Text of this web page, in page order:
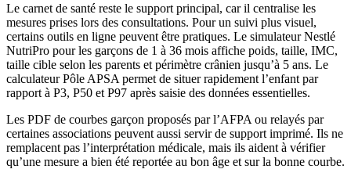
Le carnet de santé reste le support principal, car il centralise les
mesures prises lors des consultations. Pour un suivi plus visuel,
certains outils en ligne peuvent être pratiques. Le simulateur Nestlé
NutriPro pour les garçons de 1 à 36 mois affiche poids, taille, IMC,
taille cible selon les parents et périmètre crânien jusqu’à 5 ans. Le
calculateur Pôle APSA permet de situer rapidement l’enfant par
rapport à P3, P50 et P97 après saisie des données essentielles.
Les PDF de courbes garçon proposés par l’AFPA ou relayés par
certaines associations peuvent aussi servir de support imprimé. Ils ne
remplacent pas l’interprétation médicale, mais ils aident à vérifier
qu’une mesure a bien été reportée au bon âge et sur la bonne courbe.